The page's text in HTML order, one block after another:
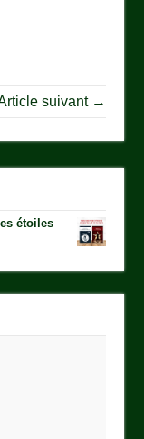
suivant →
étoiles